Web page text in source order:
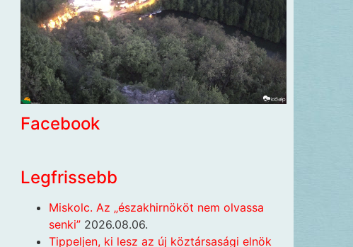
Facebook
Legfrissebb
Miskolc. Az „északhirnököt nem olvassa
senki” 2026.08.06.
Tippeljen, ki lesz az új köztársasági elnök